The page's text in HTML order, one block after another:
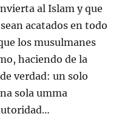
al Islam y que
acatados en todo
los musulmanes
haciendo de la
verdad: un solo
sola umma